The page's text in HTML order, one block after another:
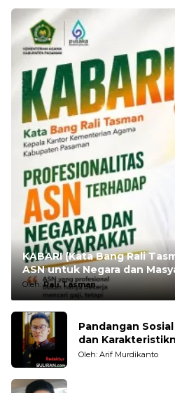
KABARI (Kata Bang Rali Tasman) :
ASN untuk Negara dan
Oleh:Rali Tasman
Pandangan
dan
Oleh: Arif Murdikanto